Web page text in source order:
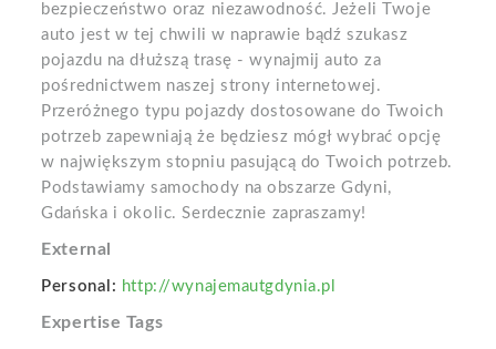
bezpieczeństwo oraz niezawodność. Jeżeli Twoje
auto jest w tej chwili w naprawie bądź szukasz
pojazdu na dłuższą trasę - wynajmij auto za
pośrednictwem naszej strony internetowej.
Przeróżnego typu pojazdy dostosowane do Twoich
potrzeb zapewniają że będziesz mógł wybrać opcję
w największym stopniu pasującą do Twoich potrzeb.
Podstawiamy samochody na obszarze Gdyni,
Gdańska i okolic. Serdecznie zapraszamy!
External
Personal: http://wynajemautgdynia.pl
Expertise Tags